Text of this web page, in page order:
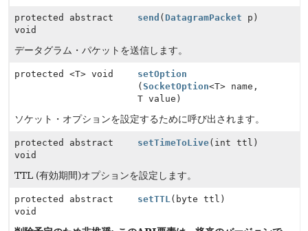
protected abstract
void
send ( DatagramPacket p)
データグラム・パケットを送信します。
protected <T> void
setOption
(SocketOption<T> name,
T value)
ソケット・オプションを設定するために呼び出されます。
protected abstract
void
setTimeToLive(int ttl)
TTL (有効期間)オプションを設定します。
protected abstract
void
setTTL(byte ttl)